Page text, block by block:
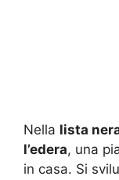
Nella lista
l’edera, una
in casa. Si